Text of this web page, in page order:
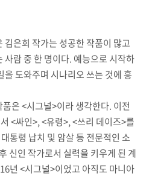
은희 작가는 성공한 작품이 많고
사람 중 한 명이다. 예능으로 시작하
을 도와주며 시나리오 쓰는 것에 흥
은 <시그널>이라 생각한다. 이전
<싸인>, <유령>, <쓰리 데이즈>를
통령 납치 및 암살 등 전문적인 소
신인 작가로서 실력을 키우게 된 계
년 <시그널>이었고 아직도 마니아